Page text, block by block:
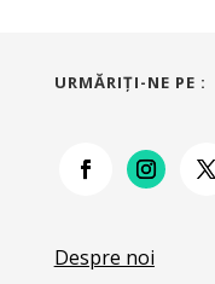
URMĂRIŢI-NE PE :
Despre noi